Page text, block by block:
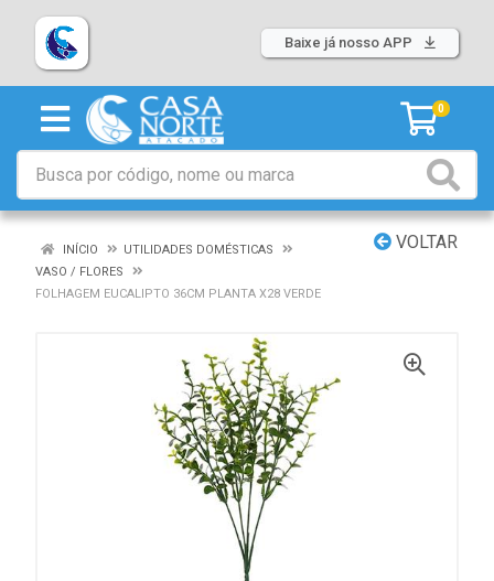
Baixe já nosso APP
0
VOLTAR
INÍCIO
UTILIDADES DOMÉSTICAS
VASO / FLORES
FOLHAGEM EUCALIPTO 36CM PLANTA X28 VERDE